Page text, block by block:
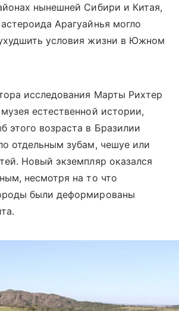
нынешней Сибири и Китая,
Арагуайнья могло
условия жизни в Южном
исследования Марты Рихтер
естественной истории,
этого возраста в Бразилии
отдельным зубам, чешуе или
Новый экземпляр оказался
несмотря на то что
были деформированы